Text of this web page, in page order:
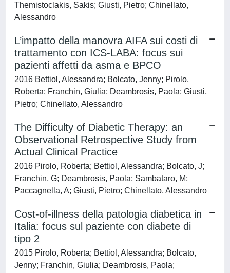
Themistoclakis, Sakis; Giusti, Pietro; Chinellato,
Alessandro
L’impatto della manovra AIFA sui costi di
trattamento con ICS-LABA: focus sui
pazienti affetti da asma e BPCO
2016 Bettiol, Alessandra; Bolcato, Jenny; Pirolo,
Roberta; Franchin, Giulia; Deambrosis, Paola; Giusti,
Pietro; Chinellato, Alessandro
The Difficulty of Diabetic Therapy: an
Observational Retrospective Study from
Actual Clinical Practice
2016 Pirolo, Roberta; Bettiol, Alessandra; Bolcato, J;
Franchin, G; Deambrosis, Paola; Sambataro, M;
Paccagnella, A; Giusti, Pietro; Chinellato, Alessandro
Cost-of-illness della patologia diabetica in
Italia: focus sul paziente con diabete di
tipo 2
2015 Pirolo, Roberta; Bettiol, Alessandra; Bolcato,
Jenny; Franchin, Giulia; Deambrosis, Paola;